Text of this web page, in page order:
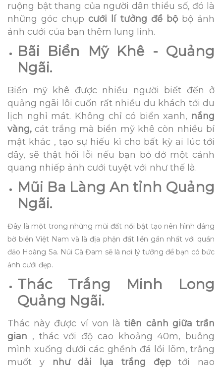
ruộng bật thang của người dân thiểu số, đó là
những góc chụpcưới lí tưởng để bộbộ ảnh
ảnh cưới của bạn thêm lung linh.
Bãi Biển Mỹ Khê - Quảng
Ngãi.
Biển mỹ khê được nhiều người biết đến ở
quảng ngãi lôi cuốn rất nhiều du khách tới du
lịch nghỉ mát. Không chỉ có biển xanh, nắng
vàng,cát trắng mà biển mỹ khê còn nhiều bí
mật khác , tạo sự hiếu kì cho bất kỳ ai lúc tới
đây, sẽ thật hối lỗi nếu bạn bỏ dở một cảnh
quang nhiếp ảnh cưới tuyệt với như thế là.
Mũi Ba Làng An tỉnh Quảng
Ngãi.
Đây là một trong những mũi đất nổi bật tạo nên hình dáng
bờ biển Việt Nam và là địa phận đất liền gần nhất với quần
đảo Hoàng Sa. Núi Cà Đam sẽ là nơi lý tưởng để bạn có bức
ảnh cưới đẹp.
Thác Trắng Minh Long
Quảng Ngãi.
Thác này được ví von làtiên cảnh giữa trần
gian , thác với độ cao khoảng 40m, buông
mình xuống dưới các ghềnh đá lồi lõm, trắng
muốt y như dải lụa trắng đẹptới nao